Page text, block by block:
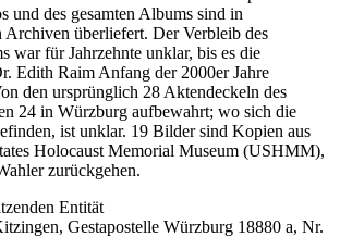
und des gesamten Albums sind in
Archiven überliefert. Der Verbleib des
war für Jahrzehnte unklar, bis es die
Edith Raim Anfang der 2000er Jahre
den ursprünglich 28 Aktendeckeln des
24 in Würzburg aufbewahrt; wo sich die
ist unklar. 19 Bilder sind Kopien aus
Holocaust Memorial Museum (USHMM),
zurückgehen.
Entität
Ge­sta­po­stel­le Würz­burg 18880 a, Nr.